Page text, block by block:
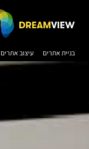
בניית אתרים עיצוב אתרים